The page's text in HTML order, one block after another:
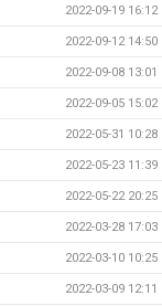
2022-09-19 16:12
2022-09-12 14:50
2022-09-08 13:01
2022-09-05 15:02
2022-05-31 10:28
2022-05-23 11:39
2022-05-22 20:25
2022-03-28 17:03
2022-03-10 10:25
2022-03-09 12:11